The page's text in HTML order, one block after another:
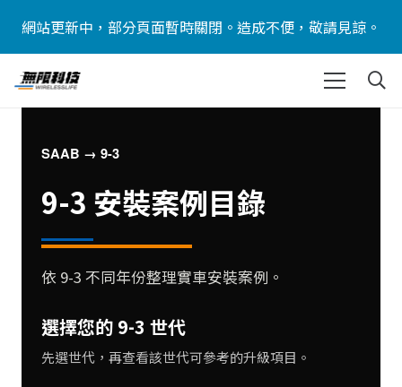
網站更新中，部分頁面暫時關閉。造成不便，敬請見諒。
SAAB → 9-3
9-3 安裝案例目錄
依 9-3 不同年份整理實車安裝案例。
選擇您的 9-3 世代
先選世代，再查看該世代可參考的升級項目。